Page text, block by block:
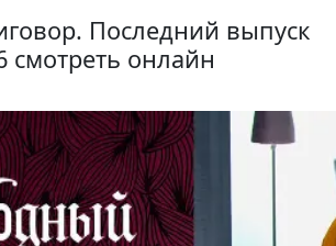
Последний выпуск
смотреть онлайн